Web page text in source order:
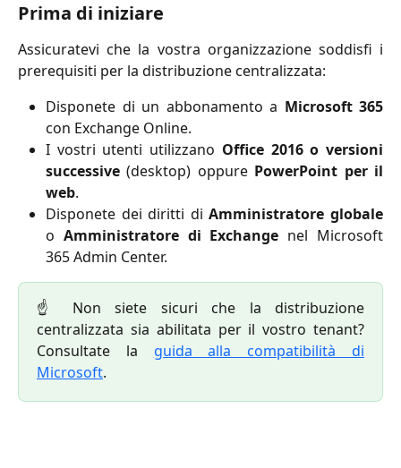
Prima di iniziare
Assicuratevi che la vostra organizzazione soddisfi i
prerequisiti per la distribuzione centralizzata:
Disponete di un abbonamento a Microsoft 365
con Exchange Online.
I vostri utenti utilizzano Office 2016 o versioni
successive (desktop) oppure PowerPoint per il
web.
Disponete dei diritti diAmministratore globale
o Amministratore di Exchange nel Microsoft
365 Admin Center.
☝️ Non siete sicuri che la distribuzione
centralizzata sia abilitata per il vostro tenant?
Consultate la guida alla compatibilità di
Microsoft.